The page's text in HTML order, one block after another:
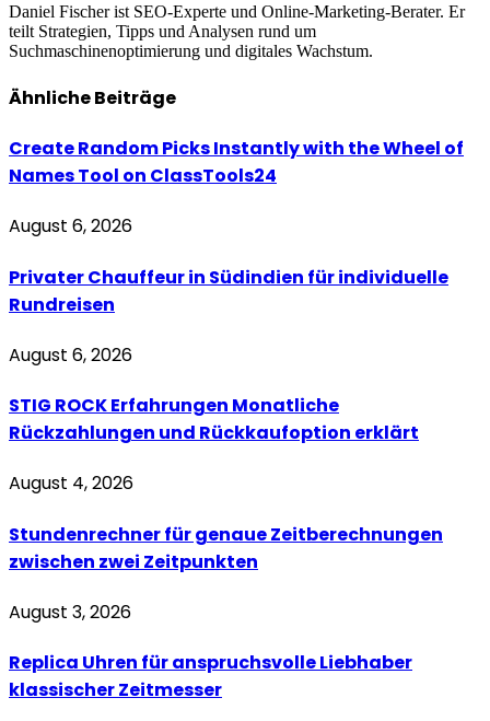
Daniel Fischer ist SEO-Experte und Online-Marketing-Berater. Er
teilt Strategien, Tipps und Analysen rund um
Suchmaschinenoptimierung und digitales Wachstum.
ÄhnlicheBeiträge
Create Random Picks Instantly with the Wheel of
Names Tool on ClassTools24
August 6, 2026
Privater Chauffeur in Südindien für individuelle
Rundreisen
August 6, 2026
STIG ROCK Erfahrungen Monatliche
Rückzahlungen und Rückkaufoption erklärt
August 4, 2026
Stundenrechner für genaue Zeitberechnungen
zwischen zwei Zeitpunkten
August 3, 2026
Replica Uhren für anspruchsvolle Liebhaber
klassischer Zeitmesser